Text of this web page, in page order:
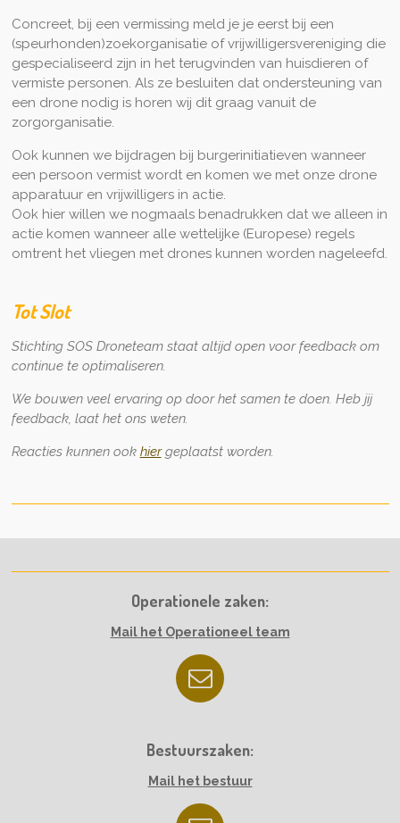
Concreet, bij een vermissing meld je je eerst bij een
(speurhonden)zoekorganisatie of vrijwilligersvereniging die
gespecialiseerd zijn in het terugvinden van huisdieren of
vermiste personen. Als ze besluiten dat ondersteuning van
een drone nodig is horen wij dit graag vanuit de
zorgorganisatie.
Ook kunnen we bijdragen bij burgerinitiatieven wanneer
een persoon vermist wordt en komen we met onze drone
apparatuur en vrijwilligers in actie.
Ook hier willen we nogmaals benadrukken dat we alleen in
actie komen wanneer alle wettelijke (Europese) regels
omtrent het vliegen met drones kunnen worden nageleefd.
Tot Slot
Stichting SOS Droneteam staat altijd open voor feedback om
continue te optimaliseren.
We bouwen veel ervaring op door het samen te doen. Heb jij
feedback, laat het ons weten.
Reacties kunnen ook hiergeplaatst worden.
Operationele zaken:
Mail het Operationeel team
Bestuurszaken:
Mail het bestuur